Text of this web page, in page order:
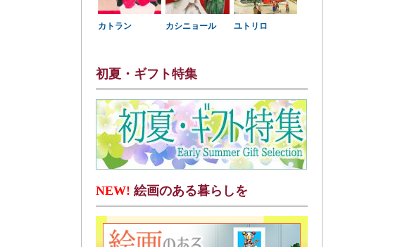
カトラン カシニョール ユトリロ
初夏・ギフト特集
NEW! 絵画のある暮らしを